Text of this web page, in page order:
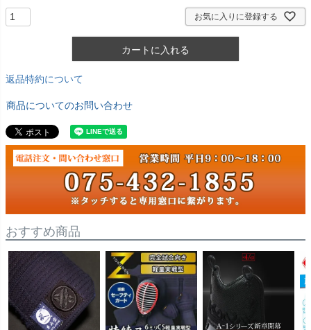
お気に入りに登録する
カートに入れる
返品特約について
商品についてのお問い合わせ
おすすめ商品